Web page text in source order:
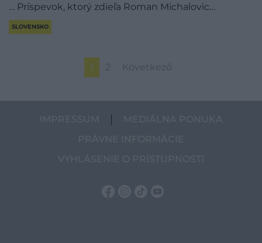
… Príspevok, ktorý zdieľa Roman Michalovic…
SLOVENSKO
1 2 Következő